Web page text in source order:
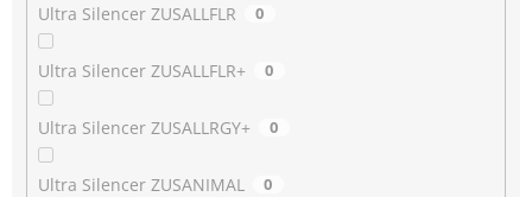
Ultra Silencer ZUSALLFLR 0
Ultra Silencer ZUSALLFLR+ 0
Ultra Silencer ZUSALLRGY+ 0
Ultra Silencer ZUSANIMAL 0